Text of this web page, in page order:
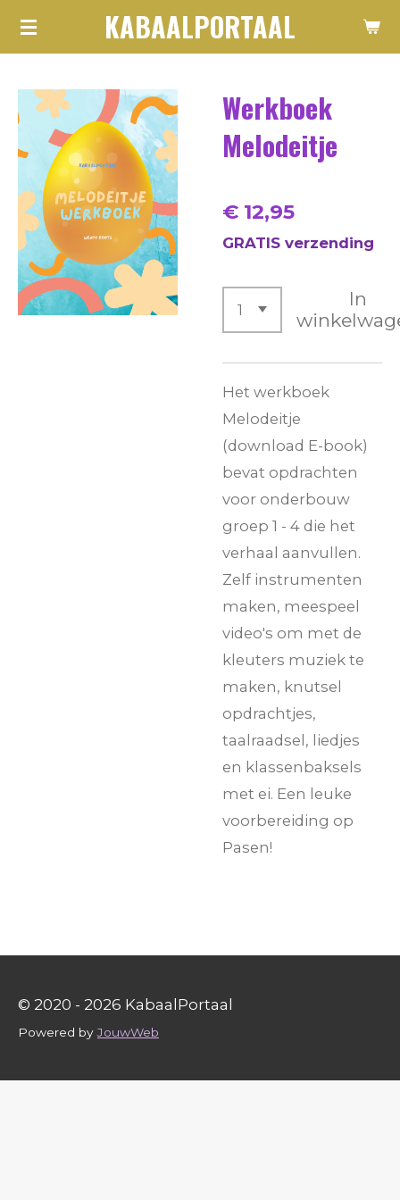
Ga
hoofdinhoud
KABAALPORTAAL
Werkboek
Melodeitje
€ 12,95
GRATIS verzending
In
Het werkboek
Melodeitje
(download E-book)
bevat opdrachten
voor onderbouw
groep 1 - 4 die het
verhaal aanvullen.
Zelf instrumenten
maken, meespeel
video's om met de
kleuters muziek te
maken, knutsel
opdrachtjes,
taalraadsel, liedjes
en klassenbaksels
met ei. Een leuke
voorbereiding op
Pasen!
© 2020 - 2026 KabaalPortaal
Powered byJouwWeb